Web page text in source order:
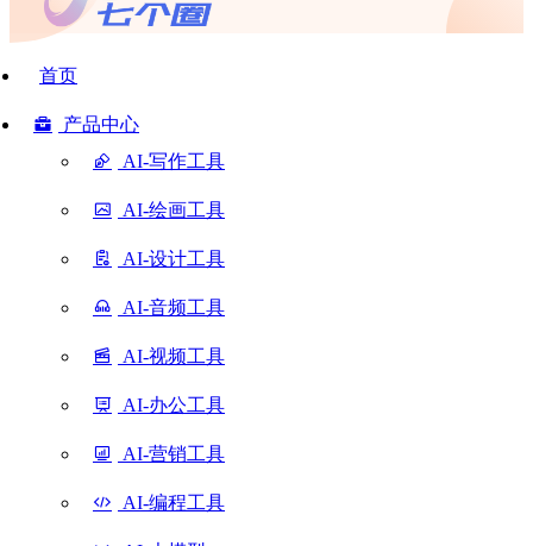
首页
产品中心
AI-写作工具
AI-绘画工具
AI-设计工具
AI-音频工具
AI-视频工具
AI-办公工具
AI-营销工具
AI-编程工具